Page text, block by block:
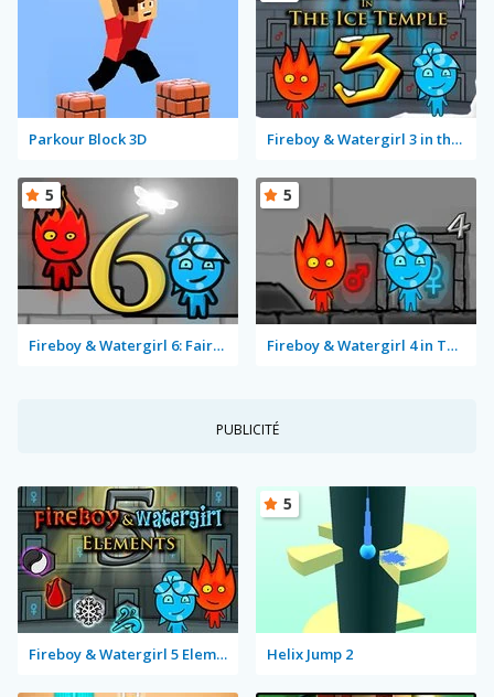
Parkour Block 3D Fireboy & Watergirl 3 in the Ice Temple
Fireboy & Watergirl 6: Fairy Tales
5
Fireboy & Watergirl 4 in The Crystal Temple
5
PUBLICITÉ
Fireboy & Watergirl 5 Elements Helix Jump 2
5